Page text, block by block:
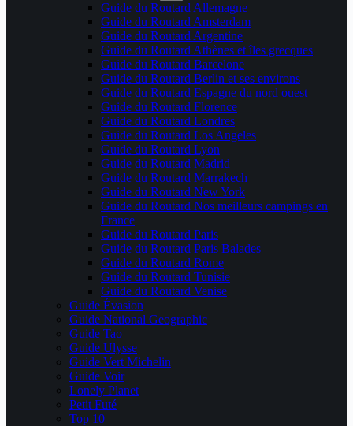
Guide du Routard Allemagne
Guide du Routard Amsterdam
Guide du Routard Argentine
Guide du Routard Athènes et îles grecques
Guide du Routard Barcelone
Guide du Routard Berlin et ses environs
Guide du Routard Espagne du nord ouest
Guide du Routard Florence
Guide du Routard Londres
Guide du Routard Los Angeles
Guide du Routard Lyon
Guide du Routard Madrid
Guide du Routard Marrakech
Guide du Routard New York
Guide du Routard Nos meilleurs campings en
France
Guide du Routard Paris
Guide du Routard Paris Balades
Guide du Routard Rome
Guide du Routard Tunisie
Guide du Routard Venise
Guide Évasion
Guide National Geographic
Guide Tao
Guide Ulysse
Guide Vert Michelin
Guide Voir
Lonely Planet
Petit Futé
Top 10